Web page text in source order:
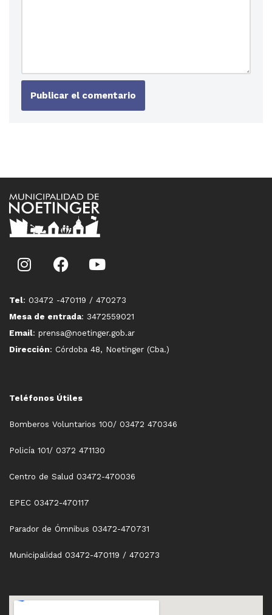
Tel: 03472 -470119 / 470273
Mesa de entrada: 3472559021
Email: prensa@noetinger.gob.ar
Dirección: Córdoba 48, Noetinger (Cba.)
Teléfonos Útiles
Bomberos Voluntarios 100/ 03472 470346
Policía 101/ 0372 471130
Centro de Salud 03472-470036
EPEC 03472-470117
Parador de Ómnibus 03472-470731
Municipalidad 03472-470119 / 470273